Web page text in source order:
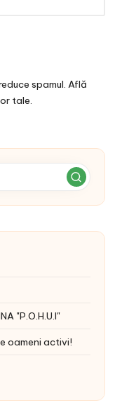
spamul. Află
tale.
"P.O.H.U.I"
oameni activi!